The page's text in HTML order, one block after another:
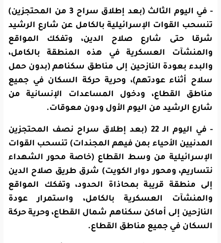
- في اليوم الثالث (بعد إطلاق سراح 3 من المحتجزين)
تنسحب القوات الإسرائيلية بالكامل عن شارع الرشيد
شرقا حتى شارع صلاح الدين، وتفكك المواقع
والمنشآت العسكرية في هذه المنطقة بالكامل،
والبدء بعودة النازحين إلى مناطق سكناهم (بدون حمل
سلاح أثناء عودتهم)، وحرية حركة السكان في جميع
مناطق القطاع، ودخول المساعدات الإنسانية من
شارع الرشيد من اليوم الأول ودون معوقات.
- في اليوم الـ 22 (بعد إطلاق سراح نصف المحتجزين
المدنيين الأحياء بمن فيهم المجندات) تنسحب القوات
الإسرائيلية من وسط القطاع (خاصة محور الشهداء
نتساريم، ومحور دوار الكويت) شرق طريق صلاح الدين
إلى منطقة قريبة بمحاذاة الحدود، وتفكك المواقع
والمنشآت العسكرية بالكامل، واستمرار عودة
النازحين إلى أماكن سكناهم شمال القطاع، وحرية حركة
السكان في جميع مناطق القطاع.